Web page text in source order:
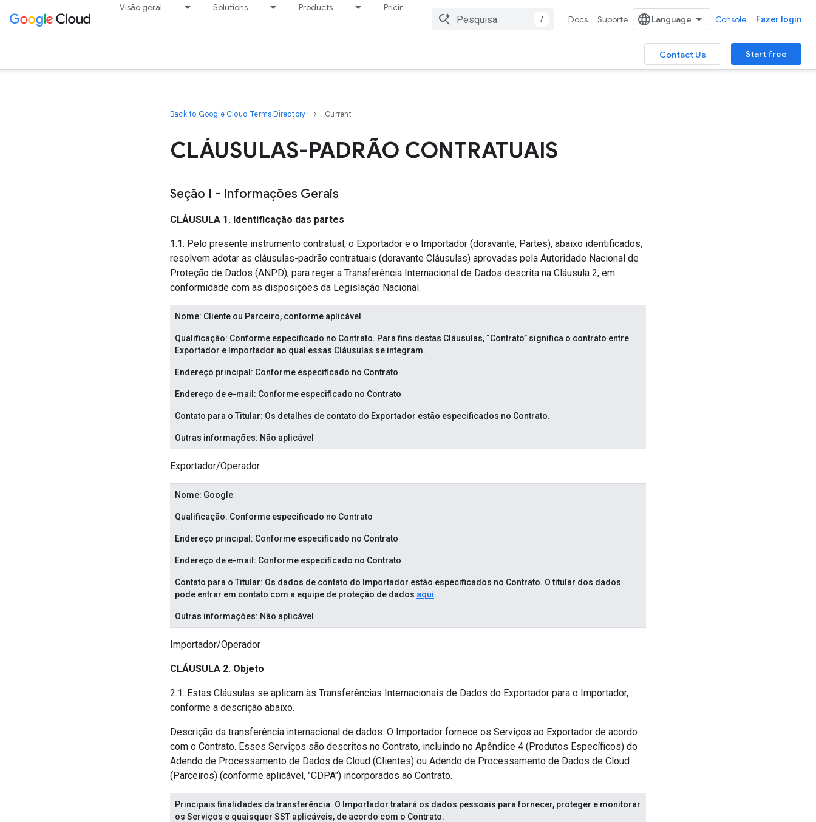
Visão geral Solutions Products Pricing
/
Docs Suporte Console Fazer login
Contact Us Start free
Back to Google Cloud Terms Directory Current
CLÁUSULAS-PADRÃO CONTRATUAIS
Seção I - Informações Gerais
CLÁUSULA 1. Identificação das partes
1.1. Pelo presente instrumento contratual, o Exportador e o Importador (doravante, Partes), abaixo identificados,
resolvem adotar as cláusulas-padrão contratuais (doravante Cláusulas) aprovadas pela Autoridade Nacional de
Proteção de Dados (ANPD), para reger a Transferência Internacional de Dados descrita na Cláusula 2, em
conformidade com as disposições da Legislação Nacional.
Nome: Cliente ou Parceiro, conforme aplicável
Qualificação: Conforme especificado no Contrato. Para fins destas Cláusulas, “Contrato” significa o contrato entre
Exportador e Importador ao qual essas Cláusulas se integram.
Endereço principal: Conforme especificado no Contrato
Endereço de e-mail: Conforme especificado no Contrato
Contato para o Titular: Os detalhes de contato do Exportador estão especificados no Contrato.
Outras informações: Não aplicável
Exportador/Operador
Nome: Google
Qualificação: Conforme especificado no Contrato
Endereço principal: Conforme especificado no Contrato
Endereço de e-mail: Conforme especificado no Contrato
Contato para o Titular: Os dados de contato do Importador estão especificados no Contrato. O titular dos dados
pode entrar em contato com a equipe de proteção de dados aqui.
Outras informações: Não aplicável
Importador/Operador
CLÁUSULA 2. Objeto
2.1. Estas Cláusulas se aplicam às Transferências Internacionais de Dados do Exportador para o Importador,
conforme a descrição abaixo.
Descrição da transferência internacional de dados: O Importador fornece os Serviços ao Exportador de acordo
com o Contrato. Esses Serviços são descritos no Contrato, incluindo no Apêndice 4 (Produtos Específicos) do
Adendo de Processamento de Dados de Cloud (Clientes) ou Adendo de Processamento de Dados de Cloud
(Parceiros) (conforme aplicável, "CDPA") incorporados ao Contrato.
Principais finalidades da transferência: O Importador tratará os dados pessoais para fornecer, proteger e monitorar
os Serviços e quaisquer SST aplicáveis, de acordo com o Contrato.